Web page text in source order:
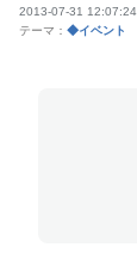
2013-07-31 12:07:24
テーマ： ◆イベント